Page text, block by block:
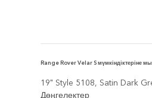
Range Rover Velar S мүмкіндіктеріне
19" Style 5108, Satin Dark
Дөңгелектер